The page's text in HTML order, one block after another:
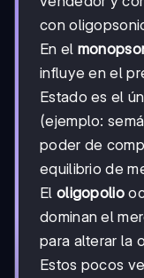
con
En el
influye en el
Estado es el
(ejemplo:
poder de
equilibrio de
El oligopolio
dominan el
para alterar la
Estos pocos